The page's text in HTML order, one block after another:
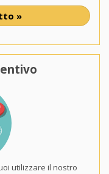
»
utilizzare il nostro